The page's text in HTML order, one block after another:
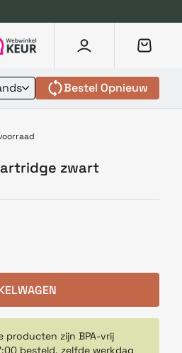
Bestel Opnieuw
zwart
producten zijn BPA-vrij
besteld, zelfde werkdag